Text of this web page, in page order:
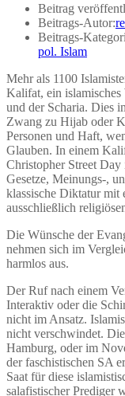
Beitrag
Beitrags-Autor:
Beitrags-
pol. Islam
Mehr als 1100
Kalifat, ein
und der Scharia. Dies
Zwang zu Hijab oder
Personen und Haft,
Glauben. In einem
Christopher Street
Gesetze, Meinungs-,
klassische Diktatur mit
ausschließlich
Die Wünsche der
nehmen sich im
harmlos aus.
Der Ruf nach einem
Interaktiv oder die
nicht im Ansatz.
nicht verschwindet.
Hamburg, oder im
der faschistischen SA
Saat für diese
salafistischer Prediger